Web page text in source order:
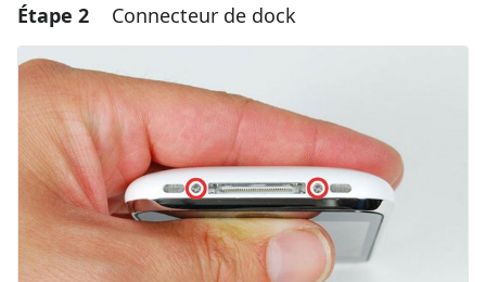
Ajouter un commentaire
Ajouter un commentaire
Annuler Publier un commentaire
Étape 2 Connecteur de dock